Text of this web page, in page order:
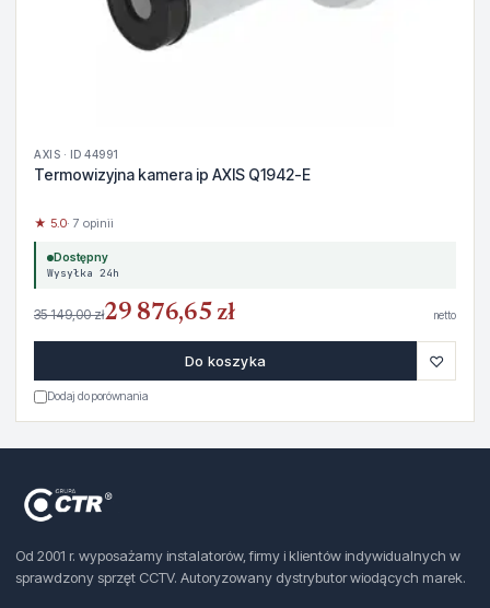
AXIS · ID 44991
Termowizyjna kamera ip AXIS Q1942-E
★ 5.0· 7 opinii
Dostępny
Wysyłka 24h
35 149,00 zł29 876,65 zł netto
Do koszyka ♡
Dodaj do porównania
Od 2001 r. wyposażamy instalatorów, firmy i klientów indywidualnych w
sprawdzony sprzęt CCTV. Autoryzowany dystrybutor wiodących marek.